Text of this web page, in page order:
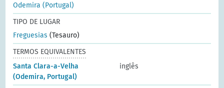
Odemira (Portugal)
TIPO DE LUGAR
Freguesias (Tesauro)
TERMOS EQUIVALENTES
Santa Clara-a-Velha
(Odemira, Portugal)
inglês